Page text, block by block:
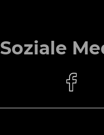
Soziale